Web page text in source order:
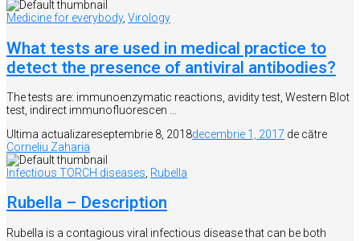
Medicine for everybody, Virology
What tests are used in medical practice to
detect the presence of antiviral antibodies?
The tests are: immunoenzymatic reactions, avidity test, Western Blot
test, indirect immunofluorescen …
Ultima actualizareseptembrie 8, 2018decembrie 1, 2017 de către
Corneliu Zaharia
Infectious TORCH diseases Rubella
Rubella – Description
Rubella is a contagious viral infectious disease that can be both